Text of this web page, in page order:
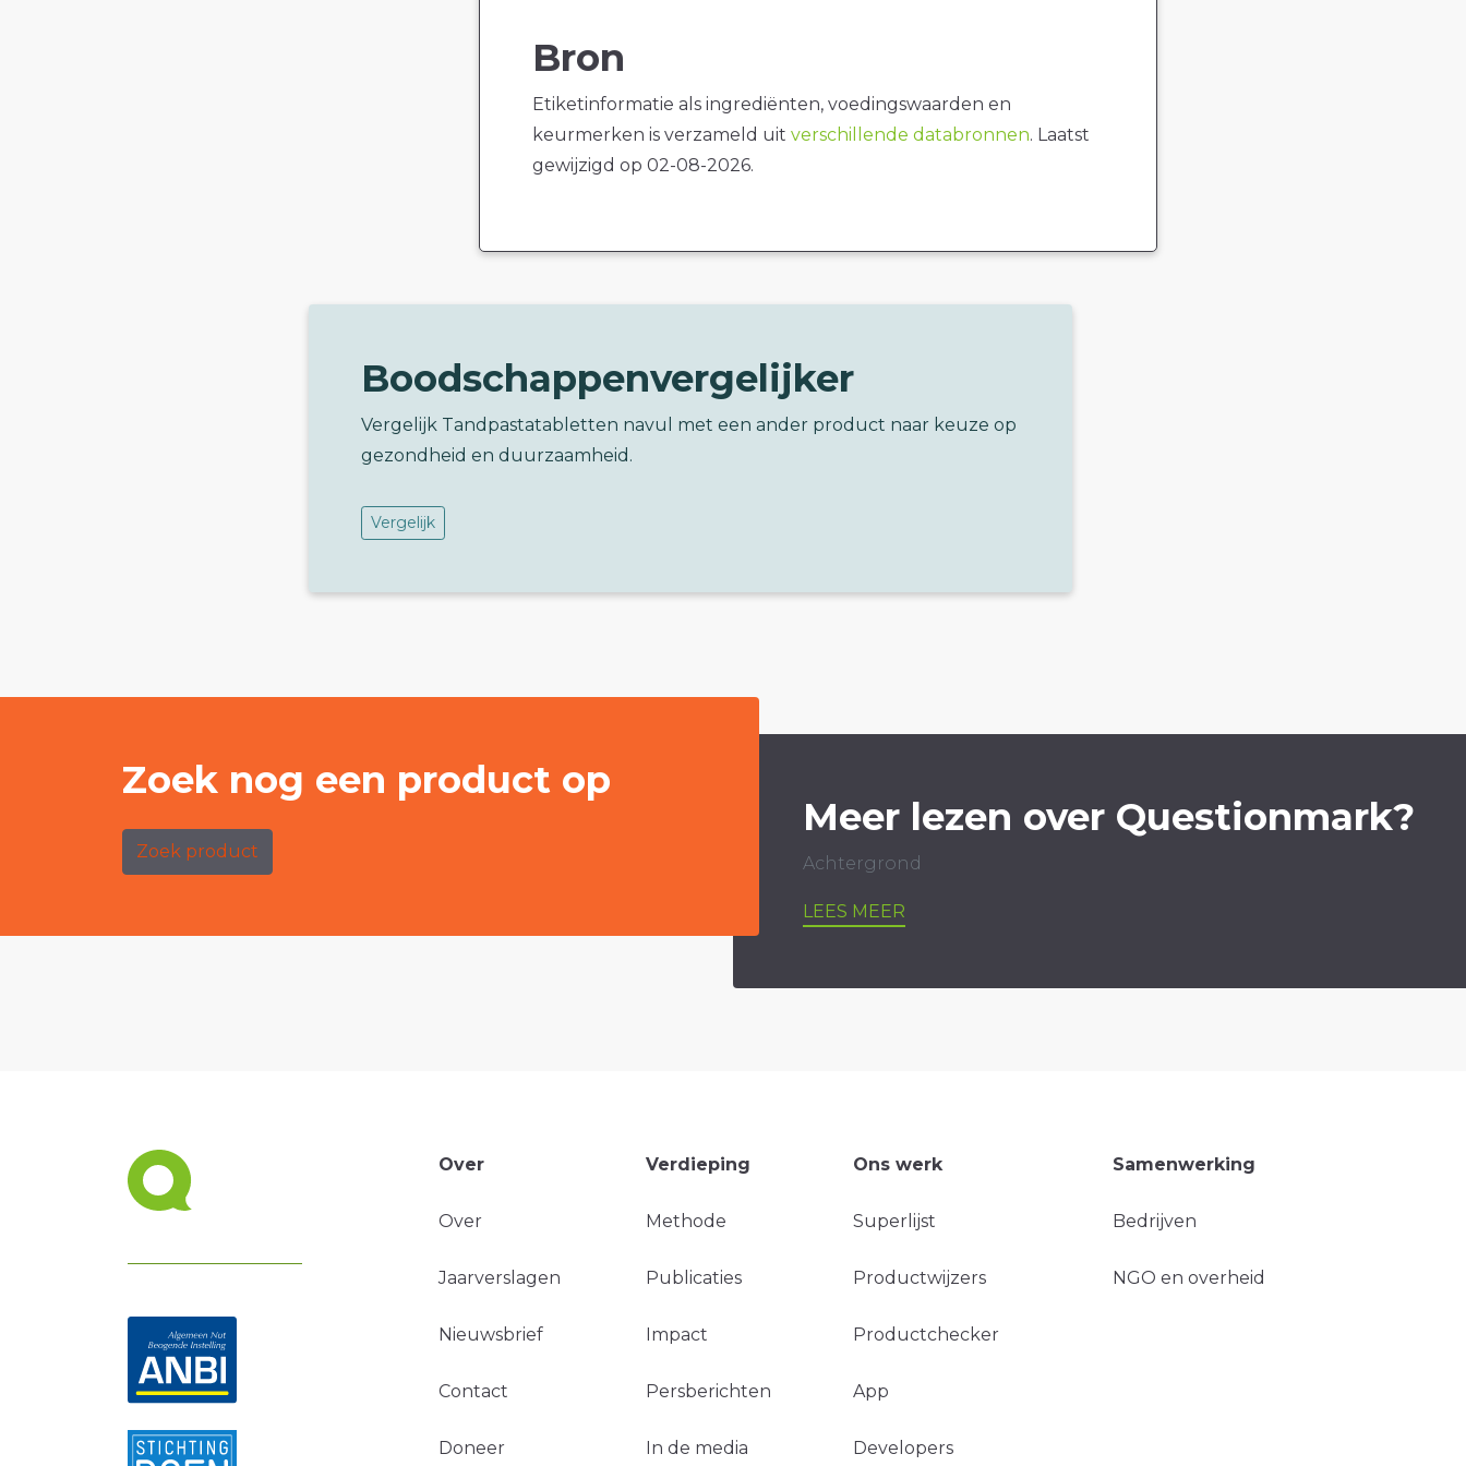
Bron
Etiketinformatie als ingrediënten, voedingswaarden en
keurmerken is verzameld uit verschillende databronnen. Laatst
gewijzigd op 02-08-2026.
Boodschappenvergelijker
Vergelijk Tandpastatabletten navul met een ander product naar keuze op
gezondheid en duurzaamheid.
Vergelijk
Zoek nog een product op
Zoek product
Meer lezen over Questionmark?
Achtergrond
LEES MEER
Over
Over
Jaarverslagen
Nieuwsbrief
Contact
Doneer
Verdieping
Methode
Publicaties
Impact
Persberichten
In de media
Ons werk
Superlijst
Productwijzers
Productchecker
App
Developers
Samenwerking
Bedrijven
NGO en overheid